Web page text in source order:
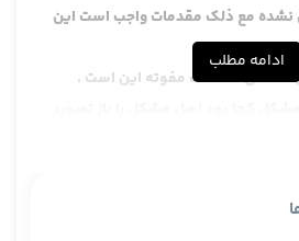
مع ذلک مقدمات واجب است این
.
اساسی مقدمات مفوته این است .
ضابطی را بیان بکنند ، لکن خود این
دارد اینطور نیست حالا ضابطش
ادامه مطلب